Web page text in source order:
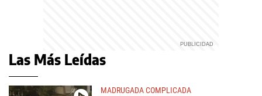
Las Más Leídas
MADRUGADA COMPLICADA